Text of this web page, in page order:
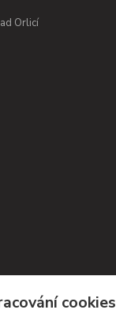
Orlicí
cookies